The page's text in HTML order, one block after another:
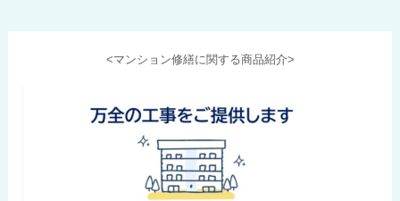
<マンション修繕に関する商品紹介>